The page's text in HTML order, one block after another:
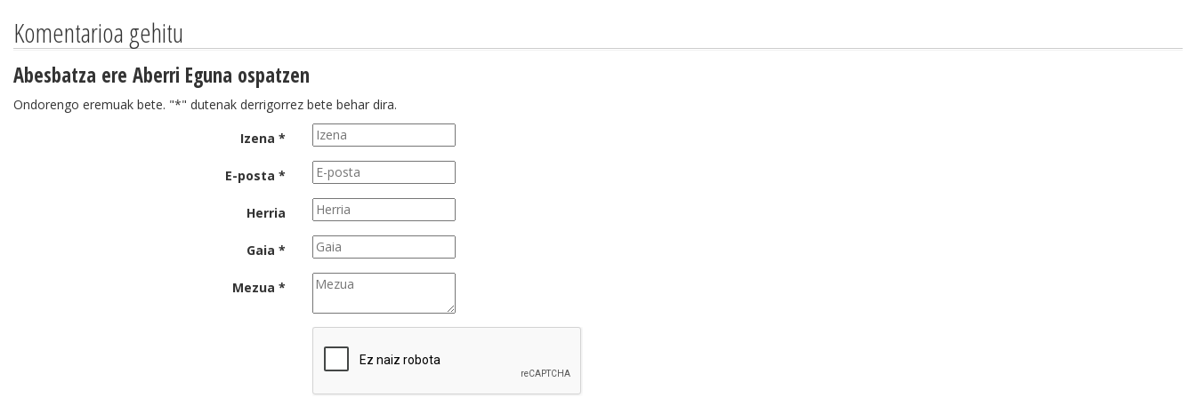
Komentarioa gehitu
Abesbatza ere Aberri Eguna ospatzen
Ondorengo eremuak bete. "*" dutenak derrigorrez bete behar dira.
Izena *
E-posta *
Herria
Gaia *
Mezua *